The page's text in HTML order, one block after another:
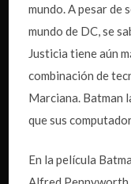
mundo. A pesar de
mundo de DC, se
Justicia tiene aún
combinación de
Marciana. Batman
que sus
En la película